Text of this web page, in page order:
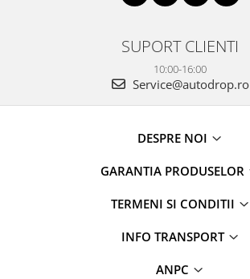
SUPORT CLIENTI
10:00-16:00
Service@autodrop.ro
DESPRE NOI
GARANTIA PRODUSELOR
TERMENI SI CONDITII
INFO TRANSPORT
ANPC